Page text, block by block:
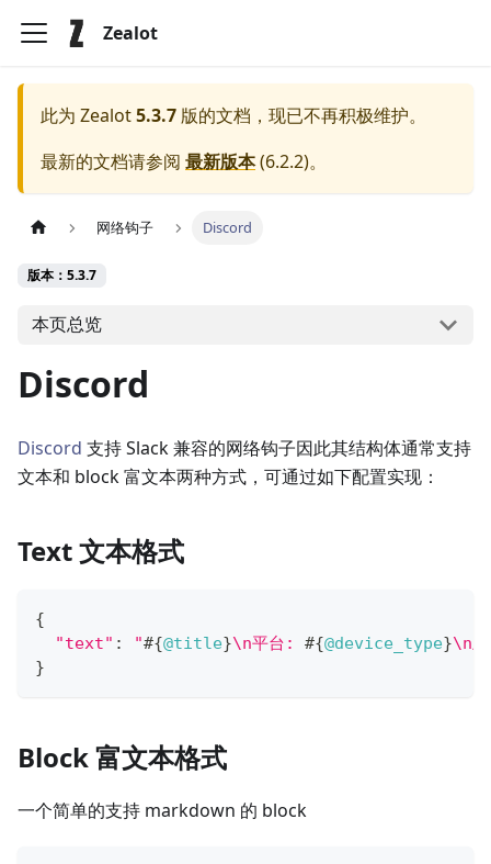
Zealot
此为 Zealot5.3.7 版的文档，现已不再积极维护。
最新的文档请参阅 最新版本(6.2.2)。
网络钩子 Discord
版本：5.3.7
本页总览
Discord
Discord 支持 Slack 兼容的网络钩子因此其结构体通常支持
文本和 block 富文本两种方式，可通过如下配置实现：
Text 文本格式
{
"text" : "#{@title}\n平台: #{@device_type}\n
}
Block 富文本格式
一个简单的支持 markdown 的 block